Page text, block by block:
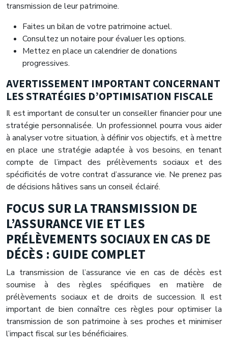
transmission de leur patrimoine.
Faites un bilan de votre patrimoine actuel.
Consultez un notaire pour évaluer les options.
Mettez en place un calendrier de donations
progressives.
AVERTISSEMENT IMPORTANT CONCERNANT
LES STRATÉGIES D’OPTIMISATION FISCALE
Il est important de consulter un conseiller financier pour une
stratégie personnalisée. Un professionnel pourra vous aider
à analyser votre situation, à définir vos objectifs, et à mettre
en place une stratégie adaptée à vos besoins, en tenant
compte de l’impact des prélèvements sociaux et des
spécificités de votre contrat d’assurance vie. Ne prenez pas
de décisions hâtives sans un conseil éclairé.
FOCUS SUR LA TRANSMISSION DE
L’ASSURANCE VIE ET LES
PRÉLÈVEMENTS SOCIAUX EN CAS DE
DÉCÈS : GUIDE COMPLET
La transmission de l’assurance vie en cas de décès est
soumise à des règles spécifiques en matière de
prélèvements sociaux et de droits de succession. Il est
important de bien connaître ces règles pour optimiser la
transmission de son patrimoine à ses proches et minimiser
l’impact fiscal sur les bénéficiaires.